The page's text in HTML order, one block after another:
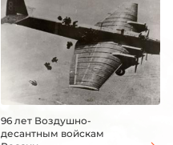
96 лет Воздушно-
десантным войскам